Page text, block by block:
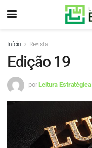
Início Revista
Edição 19
por Leitura Estratégica